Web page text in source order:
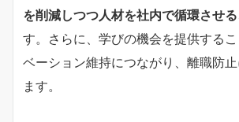
を削減しつつ人材を社内で循環させ
す。さらに、学びの機会を提供する
ベーション維持につながり、離職防
ます。